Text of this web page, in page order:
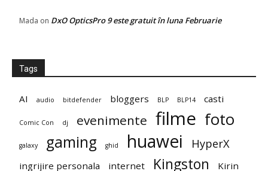
Mada on DxO OpticsPro 9 este gratuit în luna Februarie
Tags
AI audio bitdefender bloggers BLP BLP14 casti
Comic Con dj evenimente filme foto
galaxy gaming ghid huawei HyperX
ingrijire personala internet Kingston
Kirin